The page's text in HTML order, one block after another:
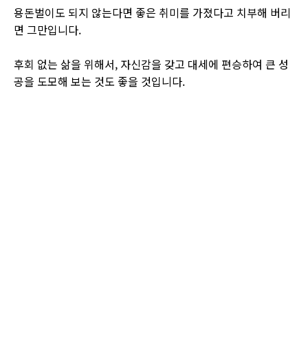
용돈벌이도 되지 않는다면 좋은 취미를 가졌다고 치부해 버리
면 그만입니다.
후회 없는 삶을 위해서, 자신감을 갖고 대세에 편승하여 큰 성
공을 도모해 보는 것도 좋을 것입니다.